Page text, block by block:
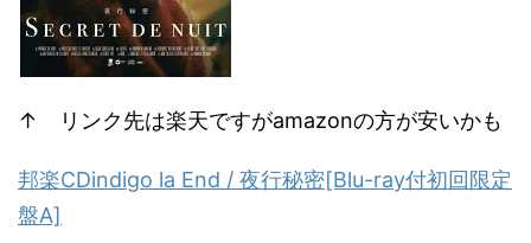
↑ リンク先は楽天ですがamazonの方が安いかも
邦楽CDindigo la End / 夜行秘密[Blu-ray付初回限定
盤A]